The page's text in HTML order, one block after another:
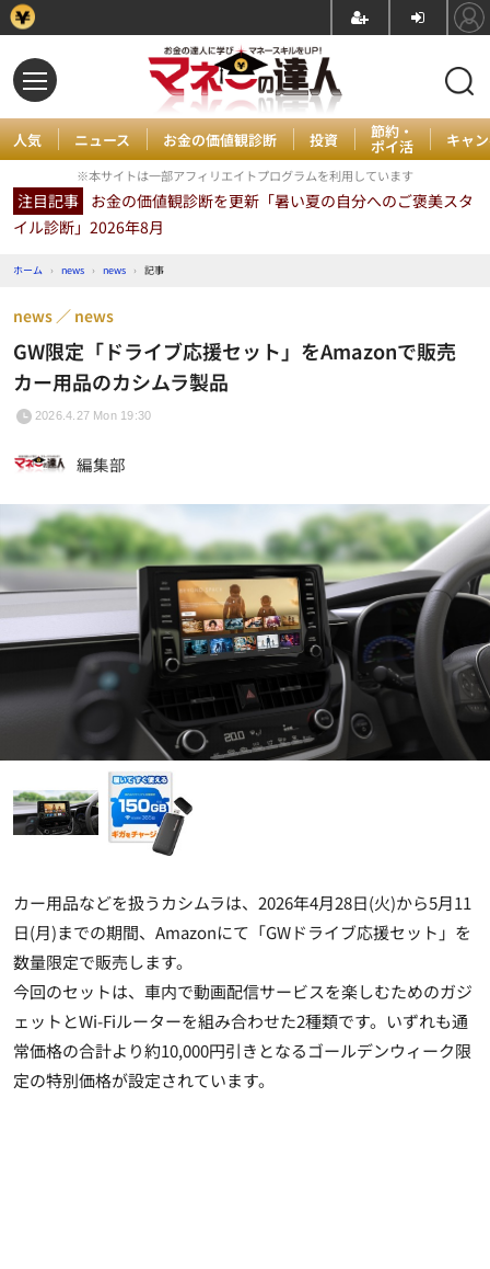
人気 ニュース お金の価値観診断 投資 節約・
ポイ活 キャ
※本サイトは一部アフィリエイトプログラムを利用しています
注目記事 お金の価値観診断を更新「暑い夏の自分へのご褒美スタ
イル診断」2026年8月
ホーム › news › news › 記事
GW限定「ドライブ応援セット」をAmazonで販売
カー用品のカシムラ製品
news news
2026.4.27 Mon 19:30
編集部
カー用品などを扱うカシムラは、2026年4月28日(火)から5月11
日(月)までの期間、Amazonにて「GWドライブ応援セット」を
数量限定で販売します。
今回のセットは、車内で動画配信サービスを楽しむためのガジ
ェットとWi-Fiルーターを組み合わせた2種類です。いずれも通
常価格の合計より約10,000円引きとなるゴールデンウィーク限
定の特別価格が設定されています。